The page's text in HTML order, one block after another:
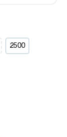
2500